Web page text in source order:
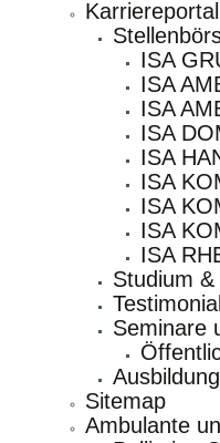
Karriereportal
ISA
ISA
ISA
ISA
ISA
ISA
ISA
ISA
ISA
Studium
Testimonial
Seminare
Sitemap
Ambulante